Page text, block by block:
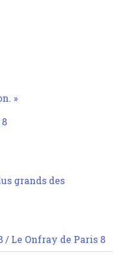
»
grands des
/ Le Onfray de Paris 8